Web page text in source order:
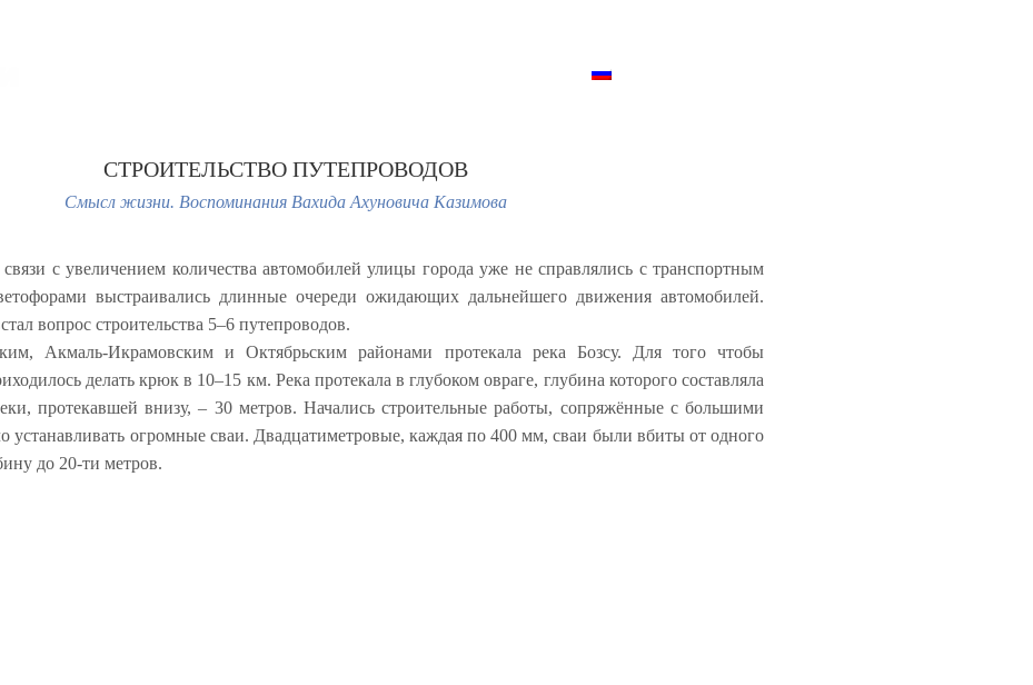
СТРОИТЕЛЬСТВО ПУТЕПРОВОДОВ
Смысл жизни. Воспоминания Вахида Ахуновича Казимова
с увеличением количества автомобилей улицы города уже не справлялись с транспортным
выстраивались длинные очереди ожидающих дальнейшего движения автомобилей.
вопрос строительства 5–6 путепроводов.
Акмаль-Икрамовским и Октябрьским районами протекала река Бозсу. Для того чтобы
делать крюк в 10–15 км. Река протекала в глубоком овраге, глубина которого составляла
протекавшей внизу, – 30 метров. Начались строительные работы, сопряжённые с большими
устанавливать огромные сваи. Двадцатиметровые, каждая по 400 мм, сваи были вбиты от одного
до 20-ти метров.